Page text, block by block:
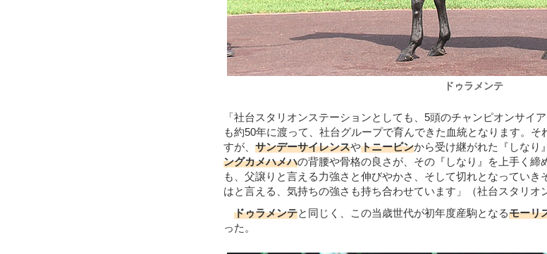
ドゥラメンテ
「社台スタリオンステーションとしても、5頭のチャンピオンサイ
も約50年に渡って、社台グループで育んできた血統となります。
すが、 サンデーサイレンスやトニービンから受け継がれた『しなり
ングカメハメハの背腰や骨格の良さが、その『しなり』を上手く締
も、父譲りと言える力強さと伸びやかさ、そして切れとなってい
はと言える、気持ちの強さも持ち合わせています」（社台スタリオ
ドゥラメンテと同じく、この当歳世代が初年度産駒となるモーリ
った。